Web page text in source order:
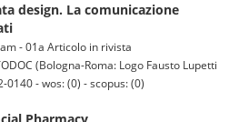
design. La comunicazione
- 01a Articolo in rivista
(Bologna-Roma: Logo Fausto Lupetti
0140 - wos: (0) - scopus: (0)